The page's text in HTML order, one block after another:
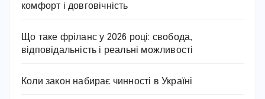
комфорт і довговічність
Що таке фріланс у 2026 році: свобода,
відповідальність і реальні можливості
Коли закон набирає чинності в Україні